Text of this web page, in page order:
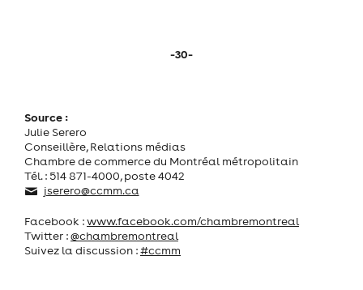
-30-
Source :
Julie Serero
Conseillère, Relations médias
Chambre de commerce du Montréal métropolitain
Tél. : 514 871-4000, poste 4042
jserero@ccmm.ca
Facebook :www.facebook.com/chambremontreal
Twitter :@chambremontreal
Suivez la discussion :#ccmm